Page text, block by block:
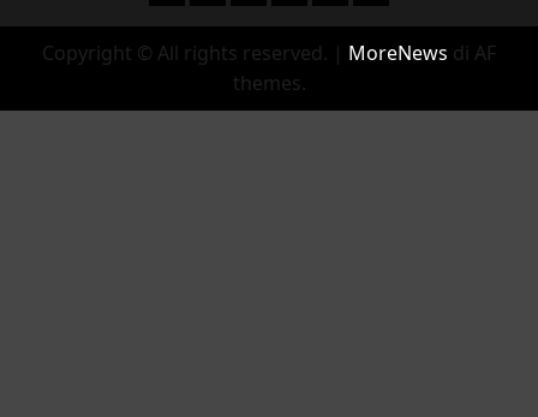
Copyright © All rights reserved. | MoreNews di AF
themes.